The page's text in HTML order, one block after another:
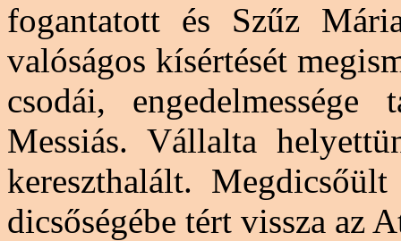
fogantatott és Szűz
valóságos kísértését
csodái,
Messiás. Vállalta
kereszthalált.
dicsőségébe tért vissza az